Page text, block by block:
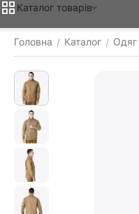
Каталог товарiв
Головна / Каталог / Одяг